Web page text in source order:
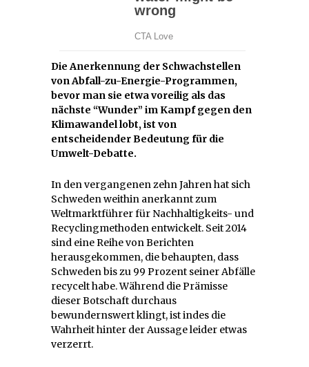
Die Anerkennung der Schwachstellen
von Abfall-zu-Energie-Programmen,
bevor man sie etwa voreilig als das
nächste “Wunder” im Kampf gegen den
Klimawandel lobt, ist von
entscheidender Bedeutung für die
Umwelt-Debatte.
In den vergangenen zehn Jahren hat sich
Schweden weithin anerkannt zum
Weltmarktführer für Nachhaltigkeits- und
Recyclingmethoden entwickelt. Seit 2014
sind eine Reihe von Berichten
herausgekommen, die behaupten, dass
Schweden bis zu 99 Prozent seiner Abfälle
recycelt habe. Während die Prämisse
dieser Botschaft durchaus
bewundernswert klingt, ist indes die
Wahrheit hinter der Aussage leider etwas
verzerrt.